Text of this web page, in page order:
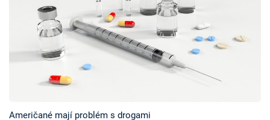
Pořady
TV Program
Američané mají problém s drogami